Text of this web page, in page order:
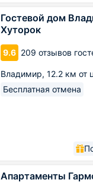
Гостевой дом
Хуторок
9.6 209 отзывов
Владимир, 12.2 км от
Бесплатная отмена
Апартаменты